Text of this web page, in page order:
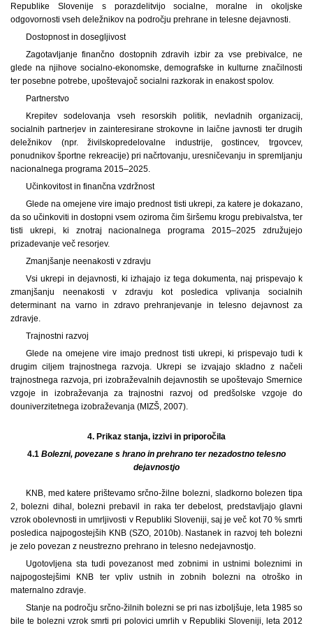
Republike Slovenije s porazdelitvijo socialne, moralne in okoljske
odgovornosti vseh deležnikov na področju prehrane in telesne dejavnosti.
Dostopnost in dosegljivost
Zagotavljanje finančno dostopnih zdravih izbir za vse prebivalce, ne
glede na njihove socialno-ekonomske, demografske in kulturne značilnosti
ter posebne potrebe, upoštevajoč socialni razkorak in enakost spolov.
Partnerstvo
Krepitev sodelovanja vseh resorskih politik, nevladnih organizacij,
socialnih partnerjev in zainteresirane strokovne in laične javnosti ter drugih
deležnikov (npr. živilskopredelovalne industrije, gostincev, trgovcev,
ponudnikov športne rekreacije) pri načrtovanju, uresničevanju in spremljanju
nacionalnega programa 2015–2025.
Učinkovitost in finančna vzdržnost
Glede na omejene vire imajo prednost tisti ukrepi, za katere je dokazano,
da so učinkoviti in dostopni vsem oziroma čim širšemu krogu prebivalstva, ter
tisti ukrepi, ki znotraj nacionalnega programa 2015–2025 združujejo
prizadevanje več resorjev.
Zmanjšanje neenakosti v zdravju
Vsi ukrepi in dejavnosti, ki izhajajo iz tega dokumenta, naj prispevajo k
zmanjšanju neenakosti v zdravju kot posledica vplivanja socialnih
determinant na varno in zdravo prehranjevanje in telesno dejavnost za
zdravje.
Trajnostni razvoj
Glede na omejene vire imajo prednost tisti ukrepi, ki prispevajo tudi k
drugim ciljem trajnostnega razvoja. Ukrepi se izvajajo skladno z načeli
trajnostnega razvoja, pri izobraževalnih dejavnostih se upoštevajo Smernice
vzgoje in izobraževanja za trajnostni razvoj od predšolske vzgoje do
douniverzitetnega izobraževanja (MIZŠ, 2007).
4. Prikaz stanja, izzivi in priporočila
4.1 Bolezni, povezane s hrano in prehrano ter nezadostno telesno
dejavnostjo
KNB, med katere prištevamo srčno-žilne bolezni, sladkorno bolezen tipa
2, bolezni dihal, bolezni prebavil in raka ter debelost, predstavljajo glavni
vzrok obolevnosti in umrljivosti v Republiki Sloveniji, saj je več kot 70 % smrti
posledica najpogostejših KNB (SZO, 2010b). Nastanek in razvoj teh bolezni
je zelo povezan z neustrezno prehrano in telesno nedejavnostjo.
Ugotovljena sta tudi povezanost med zobnimi in ustnimi boleznimi in
najpogostejšimi KNB ter vpliv ustnih in zobnih bolezni na otroško in
maternalno zdravje.
Stanje na področju srčno-žilnih bolezni se pri nas izboljšuje, leta 1985 so
bile te bolezni vzrok smrti pri polovici umrlih v Republiki Sloveniji, leta 2012